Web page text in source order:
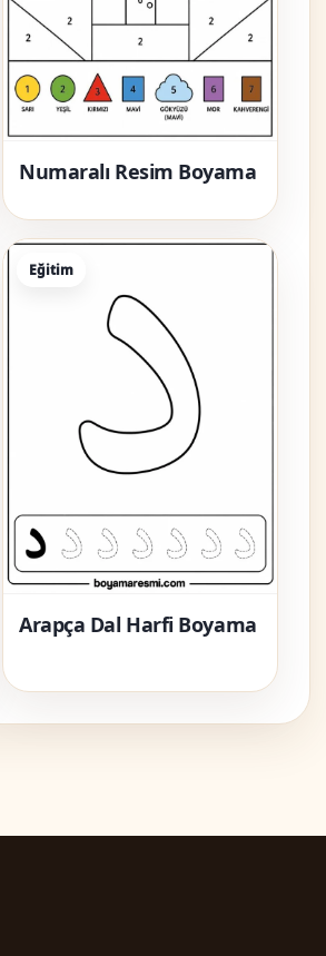
Numaralı Resim Boyama
Eğitim
Arapça Dal Harfi Boyama